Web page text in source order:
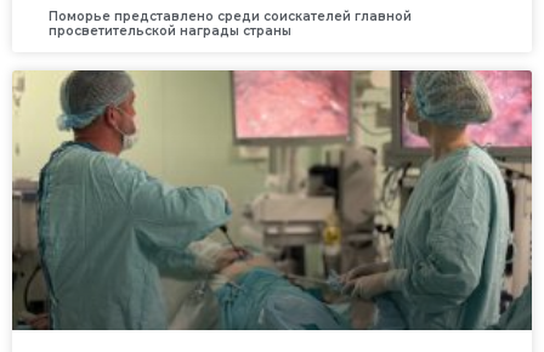
Поморье представлено среди соискателей главной
просветительской награды страны